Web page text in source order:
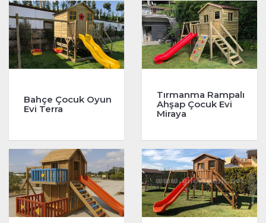
Bahçe Çocuk Oyun
Evi Terra
Tırmanma Rampalı
Ahşap Çocuk Evi
Miraya